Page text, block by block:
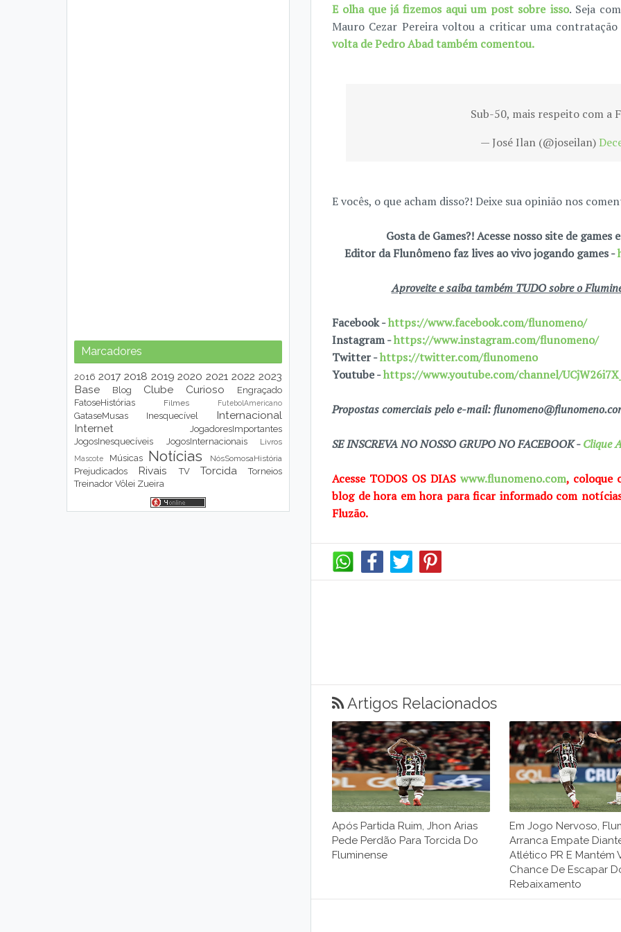
E olha que já fizemos aqui um post sobre isso. Seja
Mauro Cezar Pereira voltou a criticar uma
volta de Pedro Abad também comentou.
Sub-50, mais respeito com a
— José Ilan (@joseilan)
E vocês, o que acham disso?! Deixe sua opinião nos
Gosta de Games?! Acesse nosso site de games
Editor da Flunômeno faz lives ao vivo jogando games -
Aproveite e saiba também TUDO sobre o
Facebook -https://www.facebook.com/flunomeno/
Instagram -https://www.instagram.com/flunomeno/
Twitter -https://twitter.com/flunomeno
Youtube -https://www.youtube.com/channel/
Propostas comerciais pelo e-mail:
SE INSCREVA NO NOSSO GRUPO NO FACEBOOK -Clique
Acesse TODOS OS DIAS www.flunomeno.com, coloque
blog de hora em hora para ficar informado com
Fluzão.
Artigos Relacionados
Após Partida Ruim, Jhon Arias
Pede Perdão Para Torcida Do
Fluminense
Em Jogo Nervoso,
Arranca Empate
Atlético PR E Mantém
Chance De Escapar
Rebaixamento
Marcadores
2016 2017 2018 2019 2020 2021 2022 2023
Base
Blog Clube Curioso
Engraçado
FatoseHistórias
Filmes FutebolAmericano
GataseMusas Inesquecível
Internacional
Internet
JogadoresImportantes
JogosInesquecíveis
JogosInternacionais Livros
Mascote Músicas Notícias NósSomosaHistória
Prejudicados Rivais TV Torcida
Torneios
Treinador Vôlei Zueira